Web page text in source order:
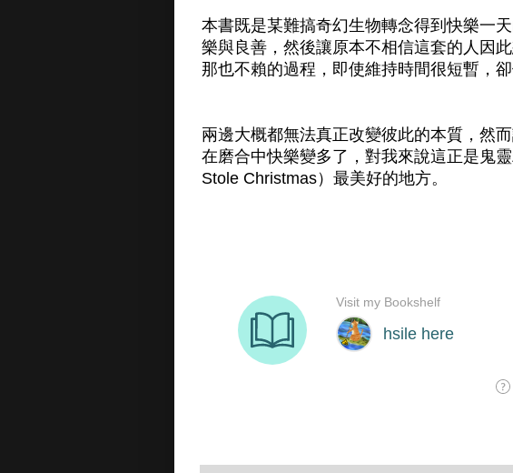
本書既是某難搞奇幻生物轉念得到快樂一
樂與良善，然後讓原本不相信這套的人因
那也不賴的過程，即使維持時間很短暫，卻
兩邊大概都無法真正改變彼此的本質，然
在磨合中快樂變多了，對我來說這正是鬼
Stole Christmas）最美好的地方。